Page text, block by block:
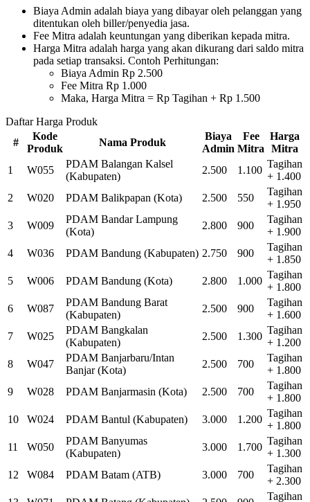
Biaya Admin adalah biaya yang dibayar oleh pelanggan yang
ditentukan oleh biller/penyedia jasa.
Fee Mitra adalah keuntungan yang diberikan kepada mitra.
Harga Mitra adalah harga yang akan dikurang dari saldo mitra
pada setiap transaksi. Contoh Perhitungan:
Biaya Admin Rp 2.500
Fee Mitra Rp 1.000
Maka, Harga Mitra = Rp Tagihan + Rp 1.500
Daftar Harga Produk
#
Kode
Produk
Nama Produk
Biaya
Admin
Fee
Mitra
Harga
Mitra
1
W055
PDAM Balangan Kalsel
(Kabupaten)
2.500 1.100
Tagihan
+ 1.400
2
W020 PDAM Balikpapan (Kota) 2.500 550
Tagihan
+ 1.950
3
W009
PDAM Bandar Lampung
(Kota)
2.800 900
Tagihan
+ 1.900
4
W036 PDAM Bandung (Kabupaten) 2.750 900
Tagihan
+ 1.850
5
W006 PDAM Bandung (Kota) 2.800 1.000
Tagihan
+ 1.800
6
W087
PDAM Bandung Barat
(Kabupaten)
2.500 900
Tagihan
+ 1.600
7
W025
PDAM Bangkalan
(Kabupaten)
2.500 1.300
Tagihan
+ 1.200
8
W047
PDAM Banjarbaru/Intan
Banjar (Kota)
2.500 700
Tagihan
+ 1.800
9
W028 PDAM Banjarmasin (Kota) 2.500 700
Tagihan
+ 1.800
10
W024 PDAM Bantul (Kabupaten) 3.000 1.200
Tagihan
+ 1.800
11
W050
PDAM Banyumas
(Kabupaten)
3.000 1.700
Tagihan
+ 1.300
12
W084 PDAM Batam (ATB) 3.000 700
Tagihan
+ 2.300
Tagihan